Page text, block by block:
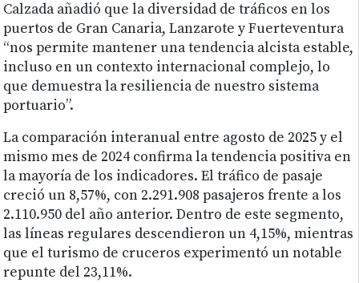
Calzada añadió que la diversidad de tráficos en los
puertos de Gran Canaria, Lanzarote y Fuerteventura
“nos permite mantener una tendencia alcista estable,
incluso en un contexto internacional complejo, lo
que demuestra la resiliencia de nuestro sistema
portuario”.
La comparación interanual entre agosto de 2025 y el
mismo mes de 2024 confirma la tendencia positiva en
la mayoría de los indicadores. El tráfico de pasaje
creció un 8,57%, con 2.291.908 pasajeros frente a los
2.110.950 del año anterior. Dentro de este segmento,
las líneas regulares descendieron un 4,15%, mientras
que el turismo de cruceros experimentó un notable
repunte del 23,11%.